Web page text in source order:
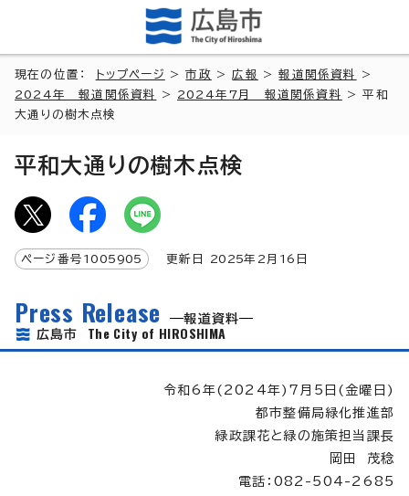
現在の位置： トップページ >市政 >広報 >報道関係資料
>
2024年 報道関係資料
> 2024年7月 報道関係資料
> 平和
大通りの樹木点検
平和大通りの樹木点検
ページ番号 1005905 更新日 2025年2月 16 日
Press Release
報道資料
広島市 The City of HIROSHIMA
令和6年(2024年)7月5日(金曜日)
都市整備局緑化推進部
緑政課花と緑の施策担当課長
岡田 茂稔
電話：082-504-2685